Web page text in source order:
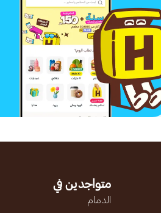
متواجدين في
الدمام